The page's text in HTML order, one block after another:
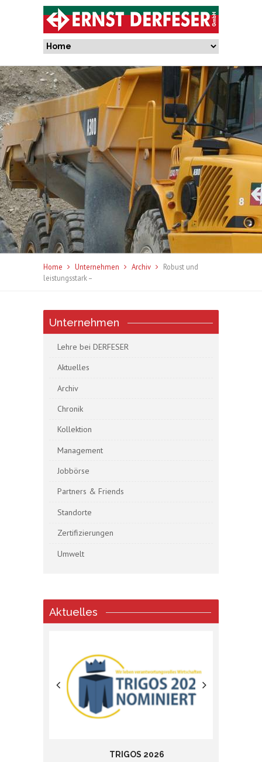
Home Unternehmen Archiv
Robust und
leistungsstark –
Unternehmen
Lehre bei DERFESER
Aktuelles
Archiv
Chronik
Kollektion
Management
Jobbörse
Partners & Friends
Standorte
Zertifizierungen
Umwelt
Aktuelles
TRIGOS 2026